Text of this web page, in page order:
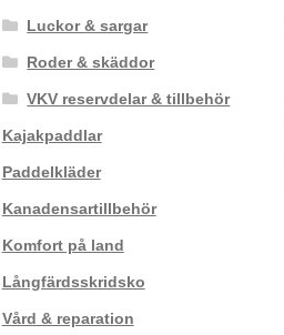
Luckor & sargar
Roder & skäddor
VKV reservdelar & tillbehör
Kajakpaddlar
Paddelkläder
Kanadensartillbehör
Komfort på land
Långfärdsskridsko
Vård & reparation